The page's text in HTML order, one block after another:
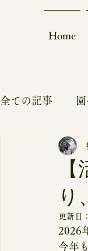
Home
全ての記事
大熊モデル
モバイルハウ
ボランティア
り
更新日：
2026
今年